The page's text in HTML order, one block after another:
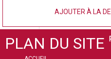
AJOUTER À LA
PLAN DU SITE